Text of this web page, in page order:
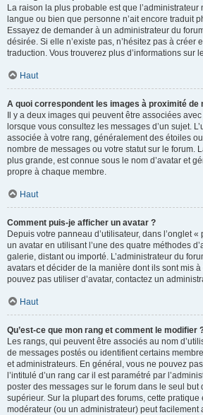
La raison la plus probable est que l’administrateur
langue ou bien que personne n’ait encore traduit
Essayez de demander à un administrateur du
désirée. Si elle n’existe pas, n’hésitez pas à créer
traduction. Vous trouverez plus d’informations sur
Haut
A quoi correspondent les images à proximité de
Il y a deux images qui peuvent être associées
lorsque vous consultez les messages d’un sujet.
associée à votre rang, généralement des étoiles
nombre de messages ou votre statut sur le forum.
plus grande, est connue sous le nom d’avatar et
propre à chaque membre.
Haut
Comment puis-je afficher un avatar ?
Depuis votre panneau d’utilisateur, dans l’onglet
un avatar en utilisant l’une des quatre méthodes
galerie, distant ou importé. L’administrateur du
avatars et décider de la manière dont ils sont mis
pouvez pas utiliser d’avatar, contactez un
Haut
Qu’est-ce que mon rang et comment le modifier
Les rangs, qui peuvent être associés au nom
de messages postés ou identifient certains
et administrateurs. En général, vous ne pouvez
l’intitulé d’un rang car il est paramétré par
poster des messages sur le forum dans le seul but
supérieur. Sur la plupart des forums, cette pratique
modérateur (ou un administrateur) peut facilement